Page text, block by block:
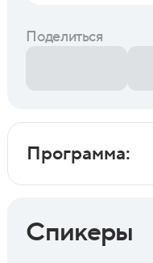
Поделиться
Программа:
Спикеры